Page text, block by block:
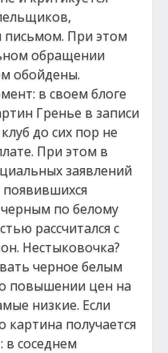
письмом. При этом
обращении
обойдены.
в своем блоге
Гренье в записи
до сих пор не
При этом в
заявлений
появившихся
по белому
рассчитался с
Нестыковочка?
черное белым
повышении цен на
низкие. Если
получается
в соседнем